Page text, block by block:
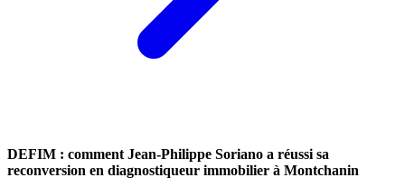
DEFIM : comment Jean-Philippe Soriano a réussi sa
reconversion en diagnostiqueur immobilier à Montchanin